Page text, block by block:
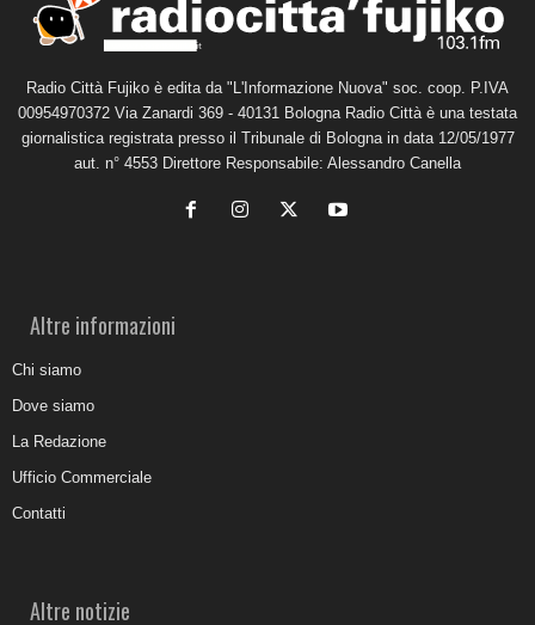
Radio Città Fujiko è edita da "L'Informazione Nuova" soc. coop. P.IVA
00954970372 Via Zanardi 369 - 40131 Bologna Radio Città è una testata
giornalistica registrata presso il Tribunale di Bologna in data 12/05/1977
aut. n° 4553 Direttore Responsabile: Alessandro Canella
Altre informazioni
Chi siamo
Dove siamo
La Redazione
Ufficio Commerciale
Contatti
Altre notizie